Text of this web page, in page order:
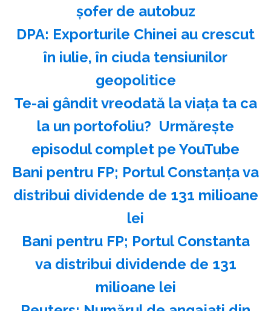
şofer de autobuz
DPA: Exporturile Chinei au crescut
în iulie, în ciuda tensiunilor
geopolitice
Te-ai gândit vreodată la viața ta ca
la un portofoliu? ️ Urmărește
episodul complet pe YouTube
Bani pentru FP; Portul Constanţa va
distribui dividende de 131 milioane
lei
Bani pentru FP; Portul Constanta
va distribui dividende de 131
milioane lei